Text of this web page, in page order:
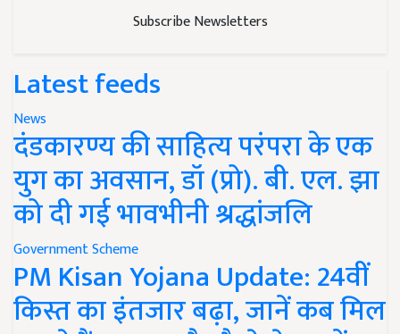
Subscribe Newsletters
Latest feeds
News
दंडकारण्य की साहित्य परंपरा के एक
युग का अवसान, डॉ (प्रो). बी. एल. झा
को दी गई भावभीनी श्रद्धांजलि
Government Scheme
PM Kisan Yojana Update: 24वीं
किस्त का इंतजार बढ़ा, जानें कब मिल